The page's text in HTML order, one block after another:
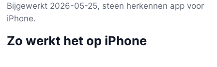
Bijgewerkt 2026-05-25, steen herkennen app voor
iPhone.
Zo werkt het op iPhone